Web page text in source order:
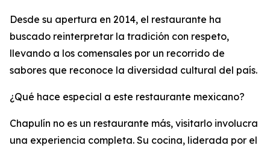
Desde su apertura en 2014, el restaurante ha
buscado reinterpretar la tradición con respeto,
llevando a los comensales por un recorrido de
sabores que reconoce la diversidad cultural del país.
¿Qué hace especial a este restaurante mexicano?
Chapulín no es un restaurante más, visitarlo involucra
una experiencia completa. Su cocina, liderada por el